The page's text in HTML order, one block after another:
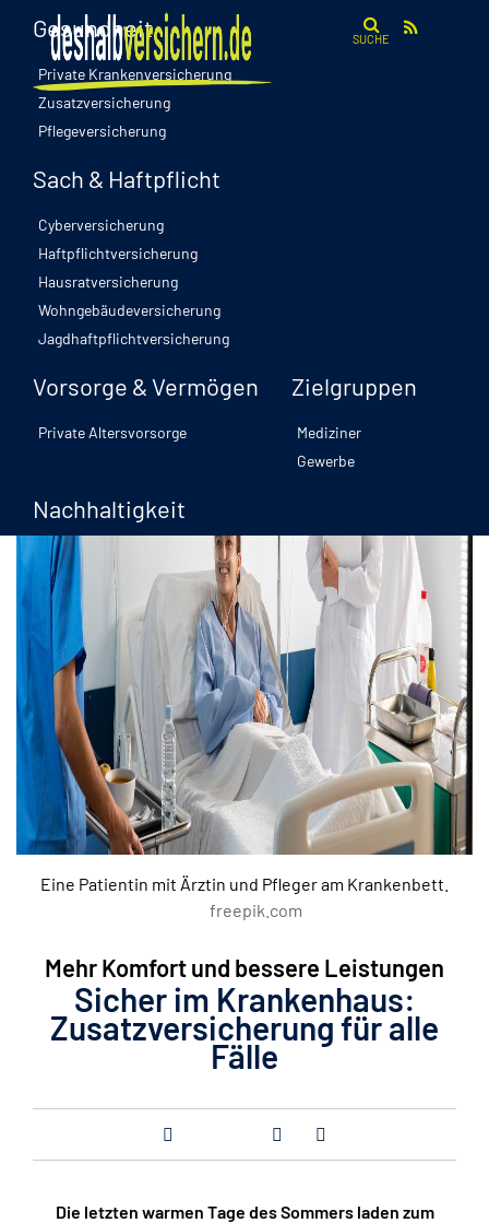
SUCHE
Gesundheit
Private Krankenversicherung
Zusatzversicherung
Pflegeversicherung
Sach & Haftpflicht
Cyberversicherung
Haftpflichtversicherung
Hausratversicherung
Wohngebäudeversicherung
Jagdhaftpflichtversicherung
Vorsorge & Vermögen
Private Altersvorsorge
Zielgruppen
Mediziner
Gewerbe
Nachhaltigkeit
Eine Patientin mit Ärztin und Pfleger am Krankenbett.
freepik.com
Mehr Komfort und bessere Leistungen
Sicher im Krankenhaus:
Zusatzversicherung für alle
Fälle
Die letzten warmen Tage des Sommers laden zum